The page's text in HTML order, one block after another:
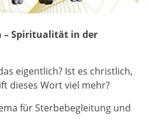
– Spiritualität in der
eigentlich? Ist es christlich,
dieses Wort viel mehr?
für Sterbebegleitung und